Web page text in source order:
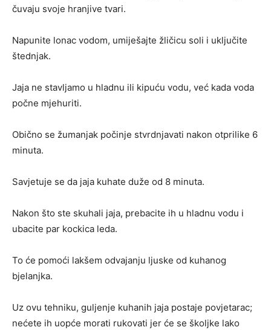
čuvaju svoje hranjive tvari.
Napunite lonac vodom, umiješajte žličicu soli i uključite
štednjak.
Jaja ne stavljamo u hladnu ili kipuću vodu, već kada voda
počne mjehuriti.
Obično se žumanjak počinje stvrdnjavati nakon otprilike 6
minuta.
Savjetuje se da jaja kuhate duže od 8 minuta.
Nakon što ste skuhali jaja, prebacite ih u hladnu vodu i
ubacite par kockica leda.
To će pomoći lakšem odvajanju ljuske od kuhanog
bjelanjka.
Uz ovu tehniku, guljenje kuhanih jaja postaje povjetarac;
nećete ih uopće morati rukovati jer će se školjke lako